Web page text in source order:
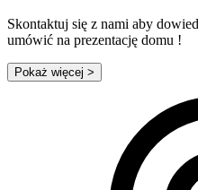
Skontaktuj się z nami aby
umówić na prezentację domu !
Pokaż więcej >